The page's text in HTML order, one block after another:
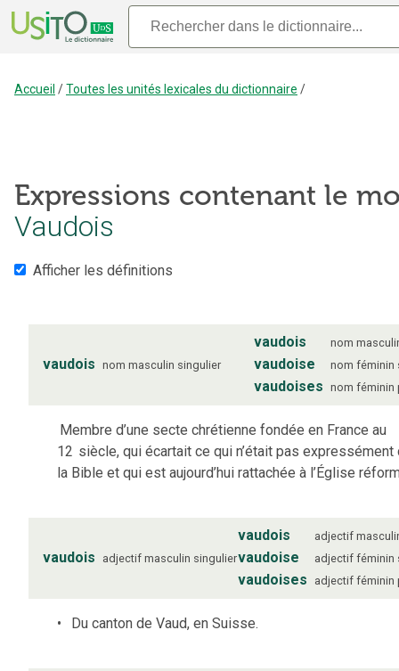
Accueil /Toutes les unités lexicales du dictionnaire /
Expressions contenant le
Vaudois
Afficher les définitions
vaudois nom masculin singulier
vaudois nom
vaudoise nom féminin
vaudoises nom féminin
Membre d’une secte chrétienne fondée en France au
12 siècle, qui écartait ce qui n’était pas expressément
la Bible et qui est aujourd’hui rattachée à l’Église
vaudois adjectif masculin singulier
vaudois adjectif
vaudoise adjectif féminin
vaudoises adjectif féminin
Du canton de Vaud, en Suisse.